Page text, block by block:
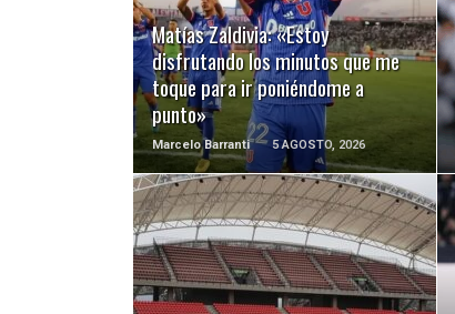
Matías Zaldivia: «Estoy
disfrutando los minutos que me
toque para ir poniéndome a
punto»
Marcelo Barranti 5 AGOSTO, 2026
LEER MÁS
LEER MÁS